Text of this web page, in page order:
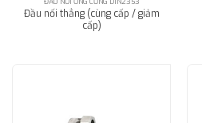
Đầu nối thẳng (cùng cấp / giảm
cấp)